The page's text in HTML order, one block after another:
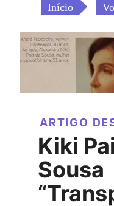
Início
ARTIGO
Kiki
Sousa